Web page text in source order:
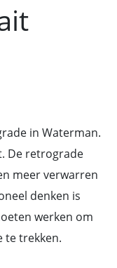
in Waterman.
De retrograde
meer verwarren
denken is
werken om
te trekken.